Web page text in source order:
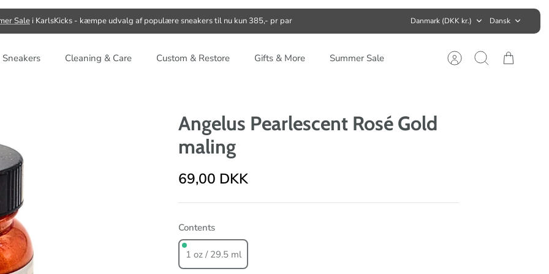
Salei KarlsKicks - kæmpe udvalg af populære sneakers til nu kun 385,- pr par Valuta
Danmark (DKK kr.) Sprog
Dansk
Cleaning & Care Custom & Restore Gifts & More Summer Sale Konto Søg Kurv
Angelus Pearlescent Rosé Gold
maling
69,00 DKK
Contents
1 oz / 29.5 ml